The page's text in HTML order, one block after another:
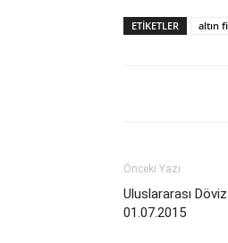
ETİKETLER altın
Önceki Yazı
Uluslararası
01.07.2015